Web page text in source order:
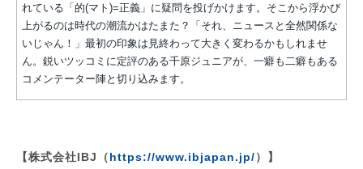
れている「的(マト)=正義」に疑問を投げかけます。そこから浮かび
上がるのは時代の潮流かはたまた？「それ、ニュースと全然関係な
いじゃん！」最初の印象は見終わって大きく変わるかもしれませ
ん。鋭いツッコミに定評のある千原ジュニアが、一癖も二癖もある
コメンテーター陣と切り込みます。
【株式会社IBJ（https://www.ibjapan.jp/）】